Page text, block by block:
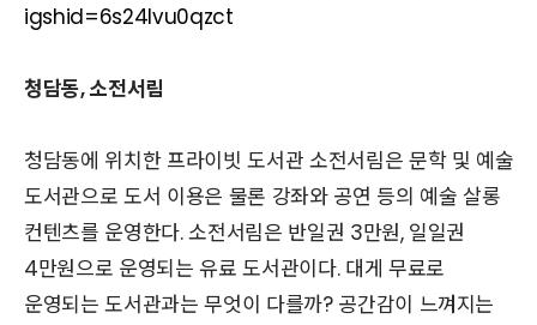
igshid=6s24lvu0qzct
청담동, 소전서림
청담동에 위치한 프라이빗 도서관 소전서림은 문학 및 예술
도서관으로 도서 이용은 물론 강좌와 공연 등의 예술 살롱
컨텐츠를 운영한다. 소전서림은 반일권 3만원, 일일권
4만원으로 운영되는 유료 도서관이다. 대게 무료로
운영되는 도서관과는 무엇이 다를까? 공간감이 느껴지는